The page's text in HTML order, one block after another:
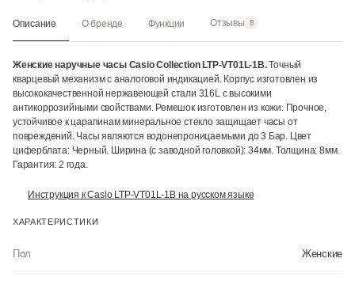
Описание О бренде Функции Отзывы 8
Женские наручные часы Casio Collection LTP-VT01L-1B.Точный
кварцевый механизм с аналоговой индикацией. Корпус изготовлен из
высококачественной нержавеющей стали 316L с высокими
антикоррозийными свойствами. Ремешок изготовлен из кожи. Прочное,
устойчивое к царапинам минеральное стекло защищает часы от
повреждений. Часы являются водонепроницаемыми до 3 Бар. Цвет
циферблата: Черный. Ширина (с заводной головкой): 34мм. Толщина: 8мм.
Гарантия: 2 года.
Инструкция к Casio LTP-VT01L-1B на русском языке
ХАРАКТЕРИСТИКИ
Пол Женские